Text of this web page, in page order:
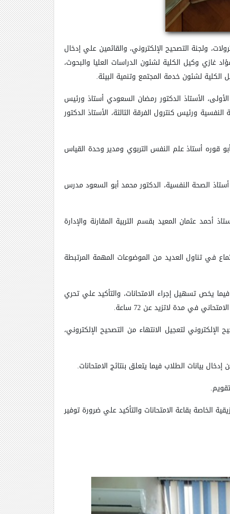
كلية التربية اليوم الثلاثاء الموافق 13/5/2025م بالسادة رؤساء الكنترولات، ولجنة التصحيح الإلكتروني، والقائمين علي إدخال
غازي وكيل الكلية لشئون الدراسات العليا والبحوث،
الكلية لشئون خدمة المجتمع وتنمية البيئة.
الأستاذ الدكتور رمضان السعودي أستاذ ورئيس
ورئيس كنترول الفرقة الثالثة، الأستاذ الدكتور
أبو قوره أستاذ علم النفس التربوي ومدير وحدة القياس
الصحة النفسية، الدكتور محمد أبو السعود مدرس
أحمد عثمان المعيد بقسم التربية المقارنة والإدارة
في تناول العديد من الموضوعات المهمة المرتبطة
يخص تسهيل إجراء الامتحانات، والتأكيد علي تحري
في مدة لاتزيد عن 72 ساعة.
لتعجيل الانتهاء من التصحيح الإلكتروني،
بيانات الطلاب فيما يتعلق بنتائج الامتحانات.
الخاصة بقاعة الامتحانات والتأكيد علي ضرورة توفير